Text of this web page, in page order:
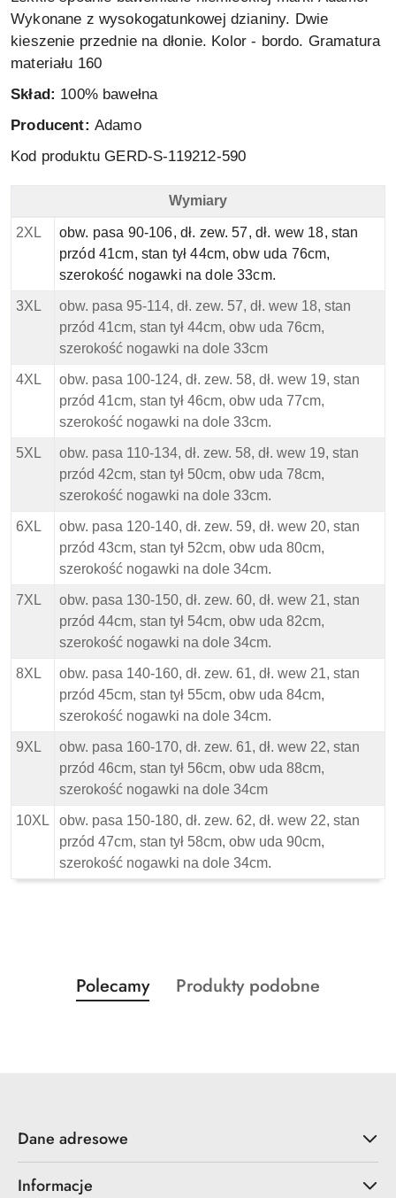
Wykonane z wysokogatunkowej dzianiny. Dwie
kieszenie przednie na dłonie. Kolor - bordo. Gramatura
materiału 160
Skład: 100% bawełna
Producent: Adamo
Kod produktu GERD-S-119212-590
Adamo Lekkie Spodenki bawełniane - Granat - Wymiary
Wymiary
2XL
obw. pasa 90-106, dł. zew. 57, dł. wew 18, stan
przód 41cm, stan tył 44cm, obw uda 76cm,
szerokość nogawki na dole 33cm.
3XL
obw. pasa 95-114, dł. zew. 57, dł. wew 18, stan
przód 41cm, stan tył 44cm, obw uda 76cm,
szerokość nogawki na dole 33cm
4XL
obw. pasa 100-124, dł. zew. 58, dł. wew 19, stan
przód 41cm, stan tył 46cm, obw uda 77cm,
szerokość nogawki na dole 33cm.
5XL
obw. pasa 110-134, dł. zew. 58, dł. wew 19, stan
przód 42cm, stan tył 50cm, obw uda 78cm,
szerokość nogawki na dole 33cm.
6XL
obw. pasa 120-140, dł. zew. 59, dł. wew 20, stan
przód 43cm, stan tył 52cm, obw uda 80cm,
szerokość nogawki na dole 34cm.
7XL
obw. pasa 130-150, dł. zew. 60, dł. wew 21, stan
przód 44cm, stan tył 54cm, obw uda 82cm,
szerokość nogawki na dole 34cm.
8XL
obw. pasa 140-160, dł. zew. 61, dł. wew 21, stan
przód 45cm, stan tył 55cm, obw uda 84cm,
szerokość nogawki na dole 34cm.
9XL
obw. pasa 160-170, dł. zew. 61, dł. wew 22, stan
przód 46cm, stan tył 56cm, obw uda 88cm,
szerokość nogawki na dole 34cm
10XL
obw. pasa 150-180, dł. zew. 62, dł. wew 22, stan
przód 47cm, stan tył 58cm, obw uda 90cm,
szerokość nogawki na dole 34cm.
Pomiń karuzelę produktów
Produkty
o
Polecamy
Produkty
Produkty podobne
Dane adresowe
Informacje